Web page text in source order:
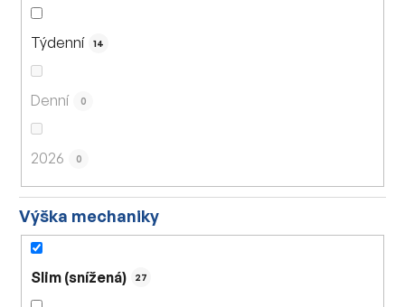
Týdenní 14
Denní 0
2026 0
Výška mechaniky
Slim (snížená) 27